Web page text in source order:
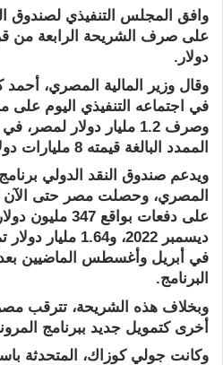
وافق المجلس التنفيذي لصندوق
دولار.
وقال وزير المالية المصري،
في اجتماعه التنفيذي اليوم على
وصرف 1.2 مليار دولار
الممدد البالغة قيمته 8 مليارات دولار.
ويدعم صندوق النقد الدولي
المصري، وحصلت مصر حتى الآن
على دفعات بواقع
ديسمبر 2022،
البرنامج.
أخرى كتمويل جديد ببرنامج
وكانت جولي كوزاك، المتحدثة